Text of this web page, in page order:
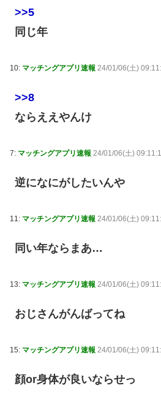
>>5
同じ年
10: マッチングアプリ速報 24/01/06(土)
>>8
ならええやんけ
7: マッチングアプリ速報 24/01/06(土)
逆になにがしたいんや
11: マッチングアプリ速報 24/01/06(土)
同い年ならまあ…
13: マッチングアプリ速報 24/01/06(土)
おじさんがんばってね
15: マッチングアプリ速報 24/01/06(土)
顔or身体が良いならせっ